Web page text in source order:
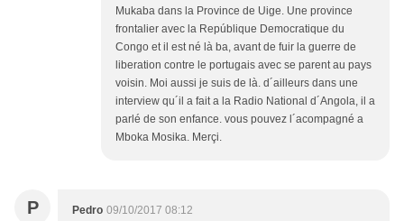
Mukaba dans la Province de Uige. Une province
frontalier avec la Repúblique Democratique du
Congo et il est né là ba, avant de fuir la guerre de
liberation contre le portugais avec se parent au pays
voisin. Moi aussi je suis de là. d´ailleurs dans une
interview qu´il a fait a la Radio National d´Angola, il a
parlé de son enfance. vous pouvez l´acompagné a
Mboka Mosika. Merçi.
P Pedro 09/10/2017 08:12